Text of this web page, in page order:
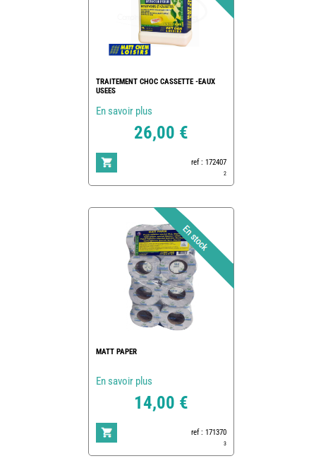
TRAITEMENT CHOC CASSETTE -EAUX
USEES
En savoir plus
26,00 €
ref : 172407
2
MATT PAPER
En savoir plus
14,00 €
ref : 171370
3